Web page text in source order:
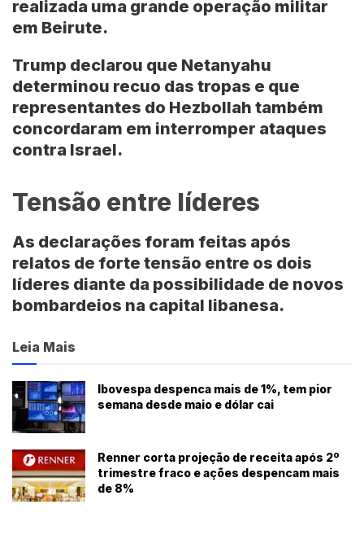
realizada uma grande operação militar
em Beirute.
Trump declarou que Netanyahu
determinou recuo das tropas e que
representantes do Hezbollah também
concordaram em interromper ataques
contra Israel.
Tensão entre líderes
As declarações foram feitas após
relatos de forte tensão entre os dois
líderes diante da possibilidade de novos
bombardeios na capital libanesa.
Leia Mais
Ibovespa despenca mais de 1%, tem pior
semana desde maio e dólar cai
Renner corta projeção de receita após 2º
trimestre fraco e ações despencam mais
de 8%